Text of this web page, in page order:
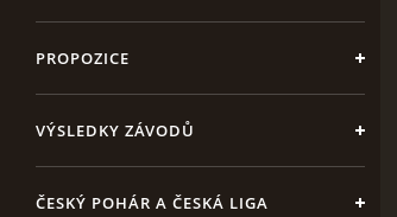
PROPOZICE
VÝSLEDKY ZÁVODŮ
ČESKÝ POHÁR A ČESKÁ LIGA